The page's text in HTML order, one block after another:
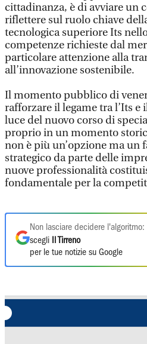
cittadinanza, è di avviare un
riflettere sul ruolo chiave
tecnologica superiore Its
competenze richieste dal
particolare attenzione alla
all’innovazione sostenibile.
Il momento pubblico di
rafforzare il legame tra l’Its
luce del nuovo corso di
proprio in un momento
non è più un’opzione ma un
strategico da parte delle
nuove professionalità
fondamentale per la
Non lasciare decidere l'algoritmo:
scegli
Il Tirreno
per le tue notizie su Google